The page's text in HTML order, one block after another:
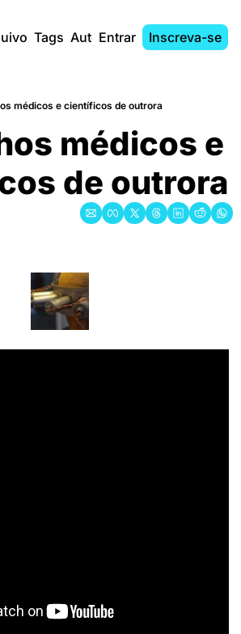
Tags AutoresEntrar Inscreva-se
médicos e científicos de outrora
médicos e
de outrora